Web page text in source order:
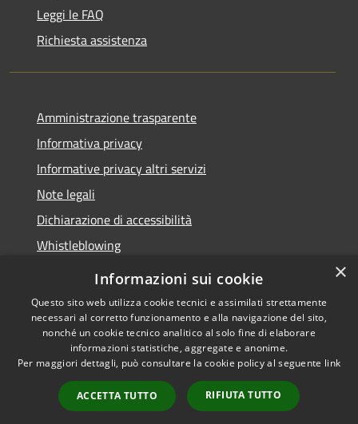
Leggi le FAQ
Richiesta assistenza
Amministrazione trasparente
Informativa privacy
Informative privacy altri servizi
Note legali
Dichiarazione di accessibilità
Whistleblowing
RSS
Accessibilità
Privacy
Mappa del sito
Copyright © 2026 • Comune di
Bussolengo • Powered by
Municipium•Accesso
redazione
×
Informazioni sui cookie
Questo sito web utilizza cookie tecnici e assimilati strettamente
necessari al corretto funzionamento e alla navigazione del sito,
nonché un cookie tecnico analitico al solo fine di elaborare
informazioni statistiche, aggregate e anonime.
Per maggiori dettagli, può consultare la cookie policy al seguente link
ACCETTA TUTTO RIFIUTA TUTTO